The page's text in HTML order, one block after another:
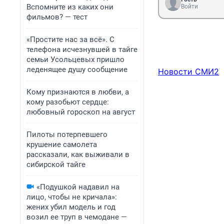
Вспомните из каких они
фильмов? — тест
«Простите нас за всё». С
телефона исчезнувшей в тайге
семьи Усольцевых пришло
леденящее душу сообщение
Кому признаются в любви, а
кому разобьют сердце:
любовный гороскоп на август
Пилоты потерпевшего
крушение самолета
рассказали, как выживали в
сибирской тайге
«Подушкой надавил на
лицо, чтобы не кричала»:
жених убил модель и год
возил ее труп в чемодане —
Войти
Новости СМИ2